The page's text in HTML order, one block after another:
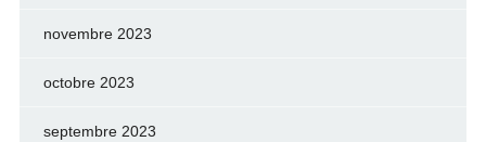
novembre 2023
octobre 2023
septembre 2023